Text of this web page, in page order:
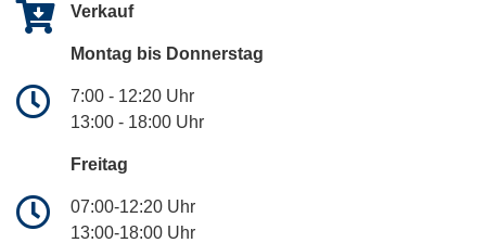
Verkauf
Montag bis Donnerstag
7:00 - 12:20 Uhr
13:00 - 18:00 Uhr
Freitag
07:00-12:20 Uhr
13:00-18:00 Uhr